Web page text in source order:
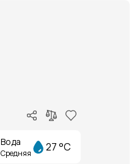
Вода
Средняя 27 °C